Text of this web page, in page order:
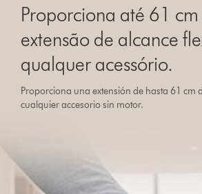
Proporciona até 61
extensão de alcance
qualquer acessório.
Proporciona una extensión de hasta 61 cm
cualquier accesorio sin motor.